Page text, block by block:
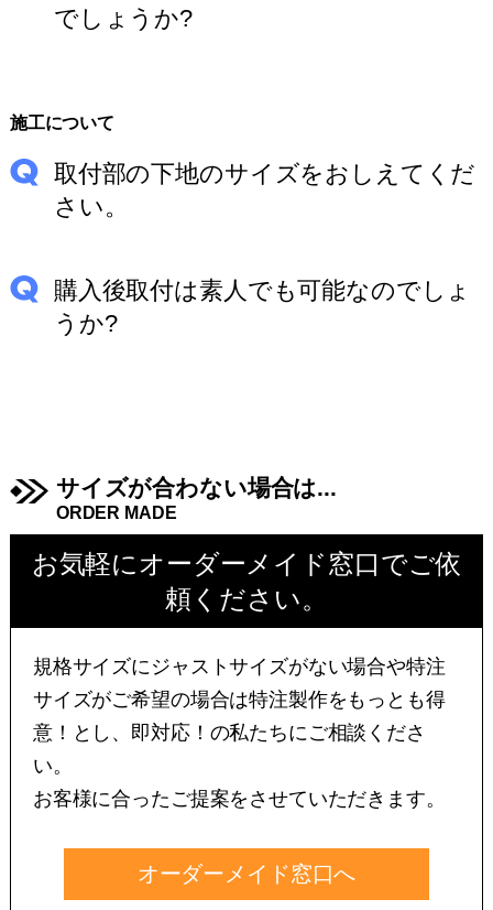
でしょうか?
施工について
取付部の下地のサイズをおしえてくだ
さい。
購入後取付は素人でも可能なのでしょ
うか?
サイズが合わない場合は...
ORDER MADE
お気軽にオーダーメイド窓口でご依
頼ください。
規格サイズにジャストサイズがない場合や特注
サイズがご希望の場合は特注製作をもっとも得
意！とし、即対応！の私たちにご相談くださ
い。
お客様に合ったご提案をさせていただきます。
オーダーメイド窓口へ